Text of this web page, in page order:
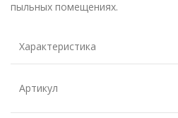
пыльных помещениях.
Характеристика
Артикул